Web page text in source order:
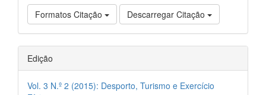
Formatos Citação Descarregar Citação
Edição
Vol. 3 N.º 2 (2015): Desporto, Turismo e Exercício